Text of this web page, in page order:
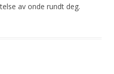
av onde rundt deg.